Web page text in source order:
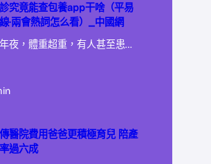
究竟能查包養app干啥（平易
·兩會熱詞怎么看）_中國網
夜，體重超重，有人甚至患…
醫院費用爸爸更積極育兒 陪產
過六成